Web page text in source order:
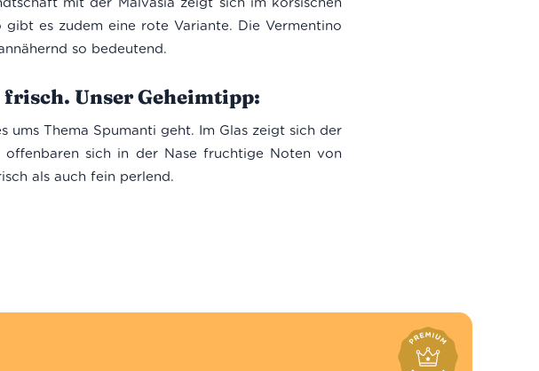
es zudem eine rote Variante. Die Vermentino
so bedeutend.
Unser Geheimtipp:
ums Thema Spumanti geht. Im Glas zeigt sich der
offenbaren sich in der Nase fruchtige Noten von
als auch fein perlend.